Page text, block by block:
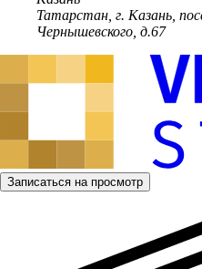
Татарстан, г. Казань,
Чернышевского, д.67
Записаться на просмотр